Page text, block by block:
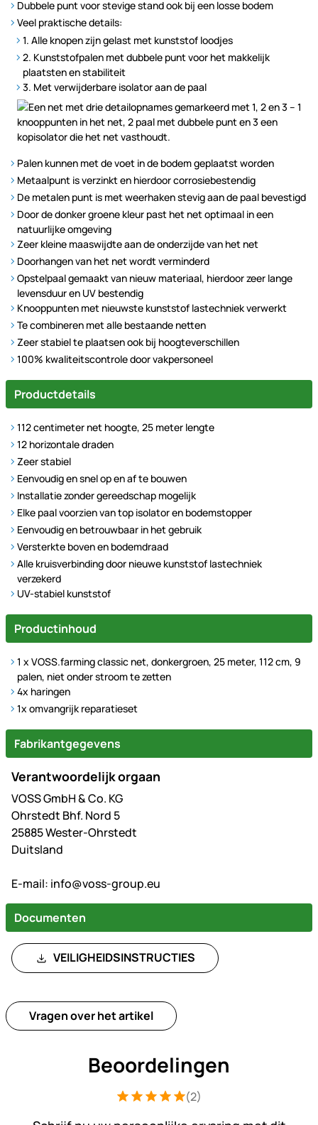
Dubbele punt voor stevige stand ook bij een losse bodem
Veel praktische details:
1. Alle knopen zijn gelast met kunststof loodjes
2. Kunststofpalen met dubbele punt voor het makkelijk
plaatsten en stabiliteit
3. Met verwijderbare isolator aan de paal
Palen kunnen met de voet in de bodem geplaatst worden
Metaalpunt is verzinkt en hierdoor corrosiebestendig
De metalen punt is met weerhaken stevig aan de paal bevestigd
Door de donker groene kleur past het net optimaal in een
natuurlijke omgeving
Zeer kleine maaswijdte aan de onderzijde van het net
Doorhangen van het net wordt verminderd
Opstelpaal gemaakt van nieuw materiaal, hierdoor zeer lange
levensduur en UV bestendig
Knooppunten met nieuwste kunststof lastechniek verwerkt
Te combineren met alle bestaande netten
Zeer stabiel te plaatsen ook bij hoogteverschillen
100% kwaliteitscontrole door vakpersoneel
Productdetails
112 centimeter net hoogte, 25 meter lengte
12 horizontale draden
Zeer stabiel
Eenvoudig en snel op en af te bouwen
Installatie zonder gereedschap mogelijk
Elke paal voorzien van top isolator en bodemstopper
Eenvoudig en betrouwbaar in het gebruik
Versterkte boven en bodemdraad
Alle kruisverbinding door nieuwe kunststof lastechniek
verzekerd
UV-stabiel kunststof
Productinhoud
1 x VOSS.farming classic net, donkergroen, 25 meter, 112 cm, 9
palen, niet onder stroom te zetten
4x haringen
1x omvangrijk reparatieset
Fabrikantgegevens
Verantwoordelijk orgaan
VOSS GmbH & Co. KG
Ohrstedt Bhf. Nord 5
25885 Wester-Ohrstedt
Duitsland
E-mail: info@voss-group.eu
Documenten
VEILIGHEIDSINSTRUCTIES
Vragen over het artikel
Beoordelingen
Beoordeling: 5 van 5 (2
2 Bewertungen
(2)